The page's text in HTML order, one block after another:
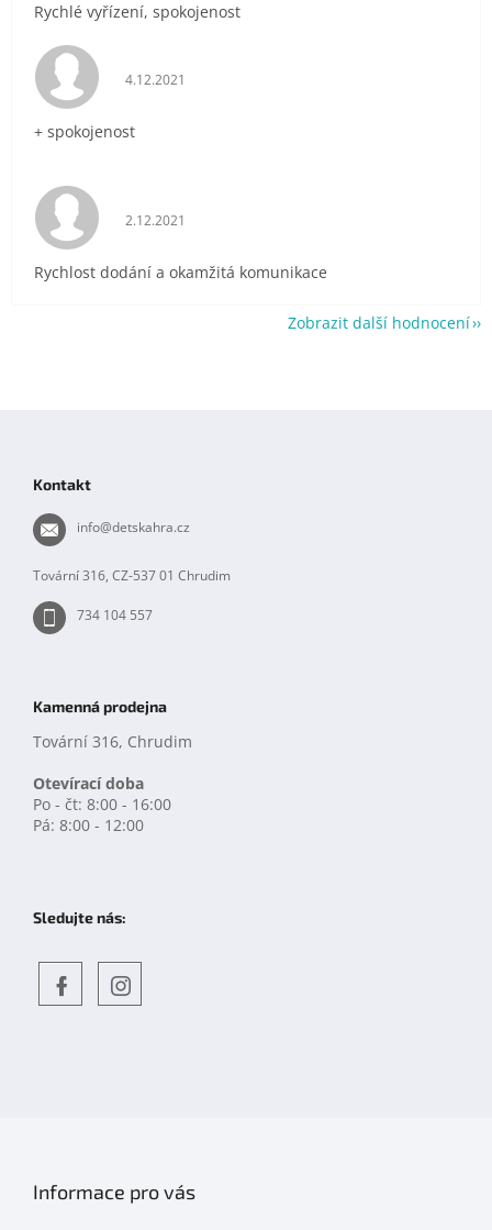
Rychlé vyřízení, spokojenost
Hodnocení obchodu je 5 z 5 hvězdiček.
4.12.2021
+ spokojenost
Hodnocení obchodu je 5 z 5 hvězdiček.
2.12.2021
Rychlost dodání a okamžitá komunikace
Zobrazit další hodnocení
Kontakt
info@detskahra.cz
Tovární 316, CZ-537 01 Chrudim
734 104 557
Kamenná prodejna
Tovární 316, Chrudim
Otevírací doba
Po - čt: 8:00 - 16:00
Pá: 8:00 - 12:00
Sledujte nás:
Informace pro vás